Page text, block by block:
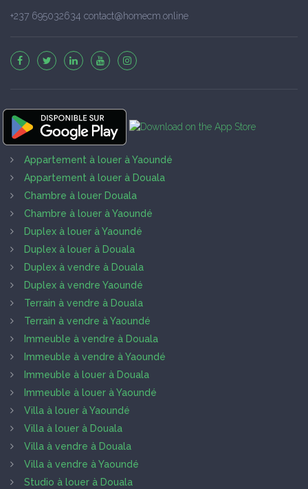
+237 695032634 contact@homecm.online
Appartement à louer à Yaoundé
Appartement à louer à Douala
Chambre à louer Douala
Chambre à louer à Yaoundé
Duplex à louer à Yaoundé
Duplex à louer à Douala
Duplex à vendre à Douala
Duplex à vendre Yaoundé
Terrain à vendre à Douala
Terrain à vendre à Yaoundé
Immeuble à vendre à Douala
Immeuble à vendre à Yaoundé
Immeuble à louer à Douala
Immeuble à louer à Yaoundé
Villa à louer à Yaoundé
Villa à louer à Douala
Villa à vendre à Douala
Villa à vendre à Yaoundé
Studio à louer à Douala